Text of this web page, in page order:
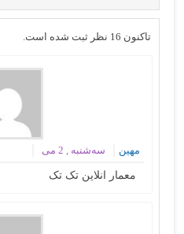
تاکنون 16 نظر ثبت شده است.
مهین سه‌شنبه , 2 می
معمار انلاین تک تک